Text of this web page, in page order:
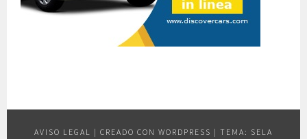
AVISO LEGAL | CREADO CON WORDPRESS | TEMA: SELA